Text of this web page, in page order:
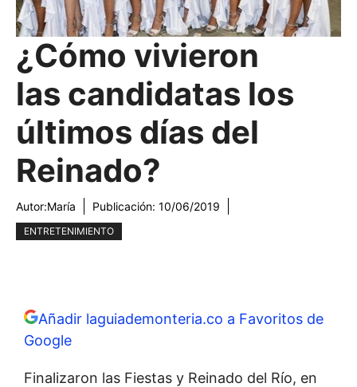
¿Cómo vivieron
las candidatas los
últimos días del
Reinado?
Autor:María Publicación: 10/06/2019
ENTRETENIMIENTO
Añadir laguiademonteria.co a Favoritos de
Google
Finalizaron las Fiestas y Reinado del Río, en